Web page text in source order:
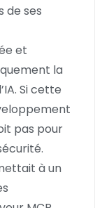
de ses
et
la
Si cette
pas pour
à un